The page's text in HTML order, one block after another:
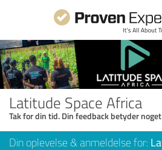
Latitude Space Africa
Tak for din tid. Din feedback betyder
Din oplevelse & anmeldelse for: